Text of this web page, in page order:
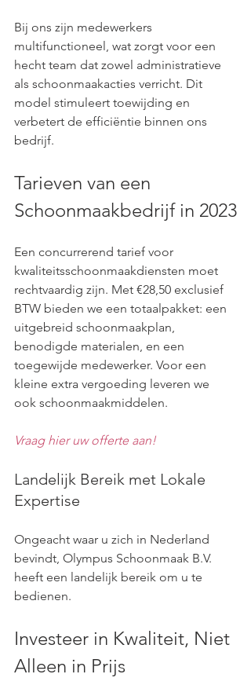
Bij ons zijn medewerkers
multifunctioneel, wat zorgt voor een
hecht team dat zowel administratieve
als schoonmaakacties verricht. Dit
model stimuleert toewijding en
verbetert de efficiëntie binnen ons
bedrijf.
Tarieven van een
Schoonmaakbedrijf in 2023
Een concurrerend tarief voor
kwaliteitsschoonmaakdiensten moet
rechtvaardig zijn. Met €28,50 exclusief
BTW bieden we een totaalpakket: een
uitgebreid schoonmaakplan,
benodigde materialen, en een
toegewijde medewerker. Voor een
kleine extra vergoeding leveren we
ook schoonmaakmiddelen.
Vraag hier uw offerte aan!
Landelijk Bereik met Lokale
Expertise
Ongeacht waar u zich in Nederland
bevindt, Olympus Schoonmaak B.V.
heeft een landelijk bereik om u te
bedienen.
Investeer in Kwaliteit, Niet
Alleen in Prijs